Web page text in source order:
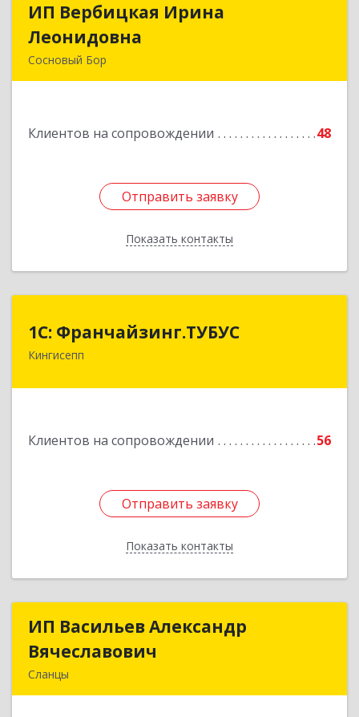
ИП Вербицкая Ирина
Леонидовна
Сосновый Бор
Клиентов на сопровождении 48
Отправить заявку
Показать контакты
ИП Вербицкая Ирина
Подробнее
Отправить заявку
Назад
1С: Франчайзинг.ТУБУС
Кингисепп
Клиентов на сопровождении 56
Отправить заявку
Показать контакты
1С: Франчайзинг.ТУБУС
Отправить заявку
Назад
ИП Васильев Александр
Вячеславович
Сланцы
ИП Васильев Александр